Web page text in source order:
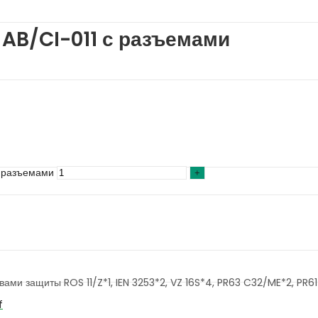
CI-011 с разъемами
разъемами
защиты ROS 11/Z*1, IEN 3253*2, VZ 16S*4, PR63 C32/ME*2,